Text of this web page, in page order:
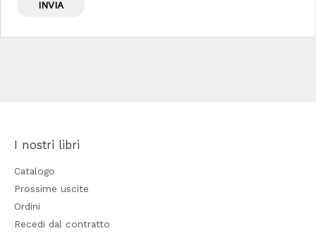
I nostri libri
Catalogo
Prossime uscite
Ordini
Recedi dal contratto